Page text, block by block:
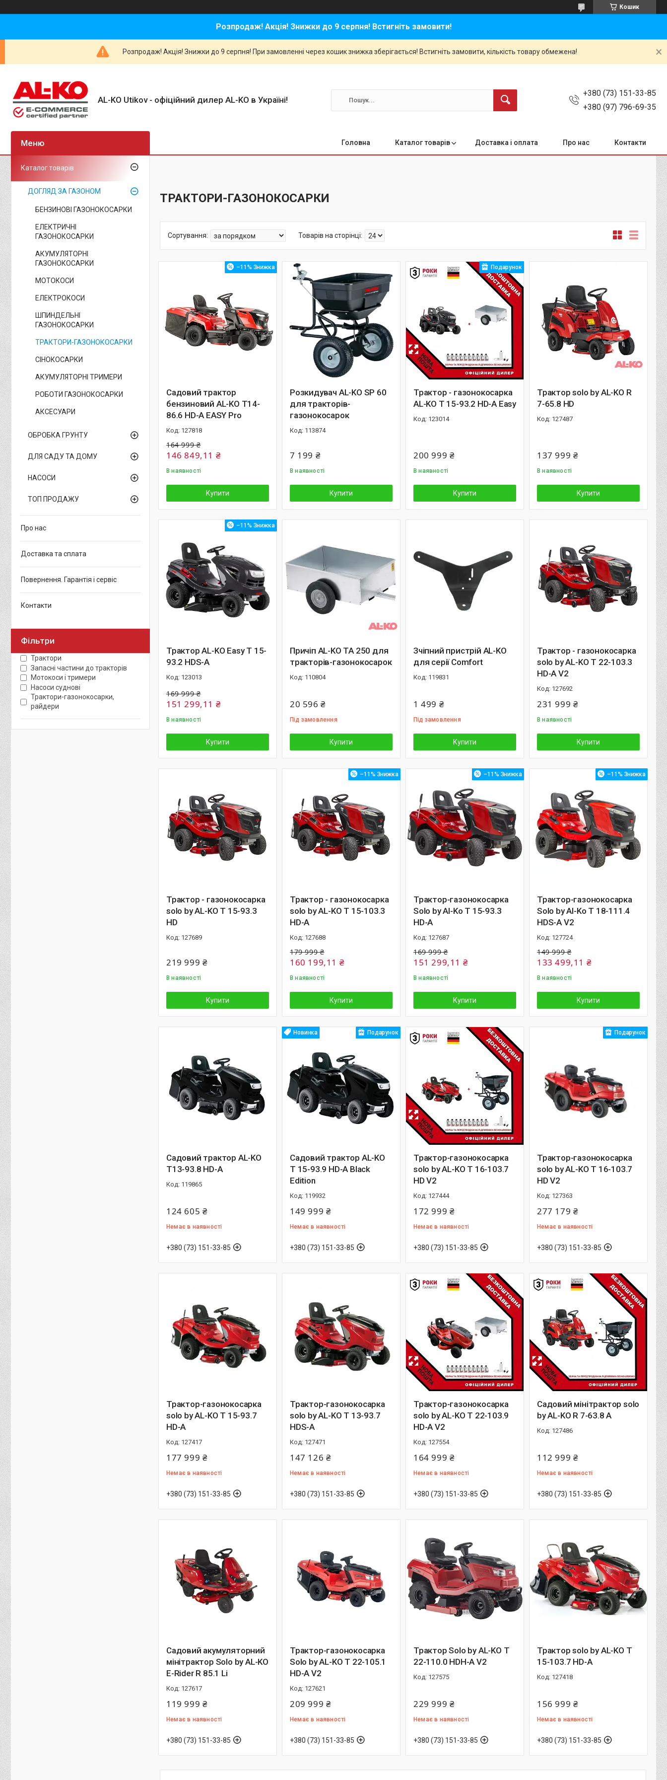
Кошик
Розпродаж! Акція! Знижки до 9 серпня! Встигніть замовити!
Розпродаж! Акція! Знижки до 9 серпня! При замовленні через кошик знижка зберігається! Встигніть замовити, кількість товару обмежена!
AL-KO Utikov - офіційний дилер AL-KO в Україні!
+380 (73) 151-33-85
+380 (97) 796-69-35
Головна Каталог товарів Доставка і оплата Про нас Контакти
ТРАКТОРИ-ГАЗОНОКОСАРКИ
–11%
Садовий трактор
бензиновий AL-KO T14-
86.6 HD-A EASY Pro
127818
164 999 ₴
146 849,11 ₴
В наявності
Купити
Розкидувач AL-KO SP 60
для тракторів-
газонокосарок
113874
7 199 ₴
В наявності
Купити
Подарунок
Трактор - газонокосарка
AL-KO T 15-93.2 HD-A Easy
123014
200 999 ₴
В наявності
Купити
Трактор solo by AL-KO R
7-65.8 HD
127487
137 999 ₴
В наявності
Купити
–11%
Трактор AL-KO Easy T 15-
93.2 HDS-A
123013
169 999 ₴
151 299,11 ₴
В наявності
Купити
Причіп AL-KO TA 250 для
тракторів-газонокосарок
110804
20 596 ₴
Під замовлення
Купити
Зчіпний пристрій AL-KO
для серії Сomfort
119831
1 499 ₴
Під замовлення
Купити
Трактор - газонокосарка
solo by AL-KO T 22-103.3
HD-A V2
127692
231 999 ₴
В наявності
Купити
Трактор - газонокосарка
solo by AL-KO T 15-93.3
HD
127689
219 999 ₴
В наявності
Купити
–11%
Трактор - газонокосарка
solo by AL-KO T 15-103.3
HD-A
127688
179 999 ₴
160 199,11 ₴
В наявності
Купити
–11%
Трактор-газонокосарка
Solo by Al-Ko T 15-93.3
HD-A
127687
169 999 ₴
151 299,11 ₴
В наявності
Купити
–11%
Трактор-газонокосарка
Solo by Al-Ko T 18-111.4
HDS-A V2
127724
149 999 ₴
133 499,11 ₴
В наявності
Купити
Садовий трактор AL-KO
T13-93.8 HD-A
119865
124 605 ₴
Немає в наявності
+380 (73) 151-33-85
Новинка Подарунок
Садовий трактор AL-KO
T 15-93.9 HD-A Black
Edition
119932
149 999 ₴
Немає в наявності
+380 (73) 151-33-85
Трактор-газонокосарка
solo by AL-KO T 16-103.7
HD V2
127444
172 999 ₴
Немає в наявності
+380 (73) 151-33-85
Подарунок
Трактор-газонокосарка
solo by AL-KO T 16-103.7
HD V2
127363
277 179 ₴
Немає в наявності
+380 (73) 151-33-85
Трактор-газонокосарка
solo by AL-KO T 15-93.7
HD-A
127417
177 999 ₴
Немає в наявності
+380 (73) 151-33-85
Трактор-газонокосарка
solo by AL-KO T 13-93.7
HDS-A
127471
147 126 ₴
Немає в наявності
+380 (73) 151-33-85
Трактор-газонокосарка
solo by AL-KO T 22-103.9
HD-A V2
127554
164 999 ₴
Немає в наявності
+380 (73) 151-33-85
Садовий мінітрактор solo
by AL-KO R 7-63.8 A
127486
112 999 ₴
Немає в наявності
+380 (73) 151-33-85
Садовий акумуляторний
мінітрактор Solo by AL-KO
E-Rider R 85.1 Li
127617
119 999 ₴
Немає в наявності
+380 (73) 151-33-85
Трактор-газонокосарка
Solo by AL-KO T 22-105.1
HD-A V2
127621
209 999 ₴
Немає в наявності
+380 (73) 151-33-85
Трактор Solo by AL-KO T
22-110.0 HDH-A V2
127575
229 999 ₴
Немає в наявності
+380 (73) 151-33-85
Трактор solo by AL-KO T
15-103.7 HD-A
127418
156 999 ₴
Немає в наявності
+380 (73) 151-33-85
Каталог товарів
ДОГЛЯД ЗА ГАЗОНОМ
БЕНЗИНОВІ ГАЗОНОКОСАРКИ
ЕЛЕКТРИЧНІ
ГАЗОНОКОСАРКИ
АКУМУЛЯТОРНІ
ГАЗОНОКОСАРКИ
МОТОКОСИ
ЕЛЕКТРОКОСИ
ШПИНДЕЛЬНІ
ГАЗОНОКОСАРКИ
ТРАКТОРИ-ГАЗОНОКОСАРКИ
СІНОКОСАРКИ
АКУМУЛЯТОРНІ ТРИМЕРИ
РОБОТИ ГАЗОНОКОСАРКИ
АКСЕСУАРИ
ОБРОБКА ГРУНТУ
ДЛЯ САДУ ТА ДОМУ
НАСОСИ
ТОП ПРОДАЖУ
Про нас
Доставка та сплата
Повернення. Гарантія і сервіс
Контакти
Фільтри
Трактори
Запасні частини до тракторів
Мотокоси і тримери
Насоси суднові
Трактори-газонокосарки,
райдери